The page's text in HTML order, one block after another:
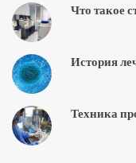
Что такое
История
Техника